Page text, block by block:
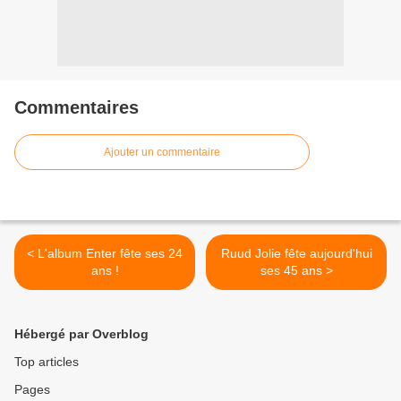
Commentaires
Ajouter un commentaire
< L'album Enter fête ses 24
ans !
Ruud Jolie fête aujourd'hui
ses 45 ans >
Hébergé par Overblog
Top articles
Pages